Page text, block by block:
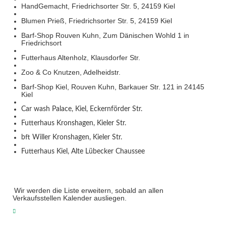
HandGemacht, Friedrichsorter Str. 5, 24159 Kiel
Blumen Prieß, Friedrichsorter Str. 5, 24159 Kiel
Barf-Shop Rouven Kuhn, Zum Dänischen Wohld 1 in
Friedrichsort
Futterhaus Altenholz, Klausdorfer Str.
Zoo & Co Knutzen, Adelheidstr.
Barf-Shop Kiel, Rouven Kuhn, Barkauer Str. 121 in 24145
Kiel
Car wash Palace, Kiel, Eckernförder Str.
Futterhaus Kronshagen, Kieler Str.
bft Willer Kronshagen, Kieler Str.
Futterhaus Kiel, Alte Lübecker Chaussee
Wir werden die Liste erweitern, sobald an allen
Verkaufsstellen Kalender ausliegen.